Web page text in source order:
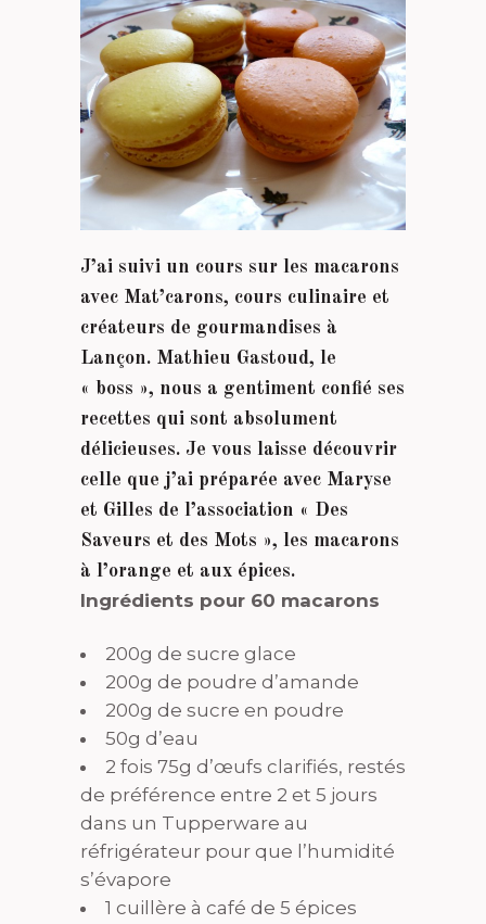
J’ai suivi un cours sur les macarons
avec Mat’carons, cours culinaire et
créateurs de gourmandises à
Lançon. Mathieu Gastoud, le
« boss », nous a gentiment confié ses
recettes qui sont absolument
délicieuses. Je vous laisse découvrir
celle que j’ai préparée avec Maryse
et Gilles de l’association « Des
Saveurs et des Mots », les macarons
à l’orange et aux épices.
Ingrédients pour 60 macarons
200g de sucre glace
200g de poudre d’amande
200g de sucre en poudre
50g d’eau
2 fois 75g d’œufs clarifiés, restés
de préférence entre 2 et 5 jours
dans un Tupperware au
réfrigérateur pour que l’humidité
s’évapore
1 cuillère à café de 5 épices